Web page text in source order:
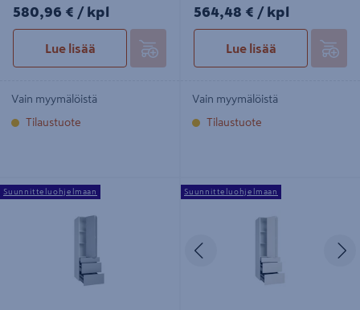
580,96€/kpl
580,96 € / kpl
Lue lisää
Vain myymälöistä
Tilaustuote
564,48€/kpl
564,48 € / kpl
Lue lisää
Vain myymälöistä
Tilaustuote
Aamiaiskaappi Cello Kivistö
192x60cm 3 laatikolla oikea
Suunnitteluohjelmaan
Aamiaiskaappi Cello Käpylä
192x60cm 3 laatikolla oikea
Suunnitteluohjelmaan